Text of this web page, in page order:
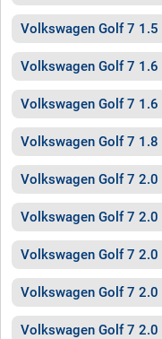
Volkswagen Golf 7 1.5
Volkswagen Golf 7
Volkswagen Golf 7 1.6
Volkswagen Golf 7 1.8
Volkswagen Golf 7 2.0
Volkswagen Golf 7 2.0
Volkswagen Golf 7 2.0
Volkswagen Golf 7 2.0
Volkswagen Golf 7 2.0